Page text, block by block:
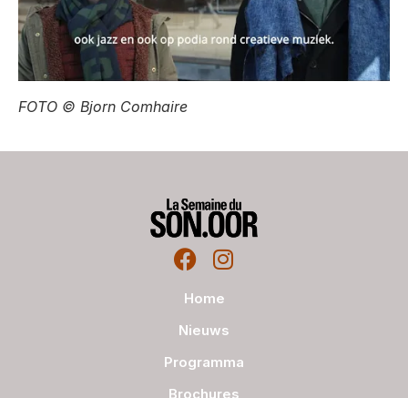
FOTO © Bjorn Comhaire
Home
Nieuws
Programma
Brochures